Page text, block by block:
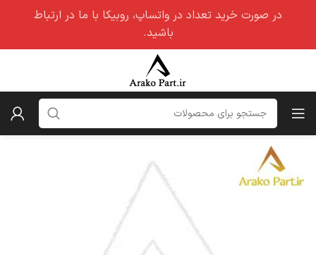
در صورت خرید تعداد در واتساپ، روبیکا با ما در ارتباط
باشید.